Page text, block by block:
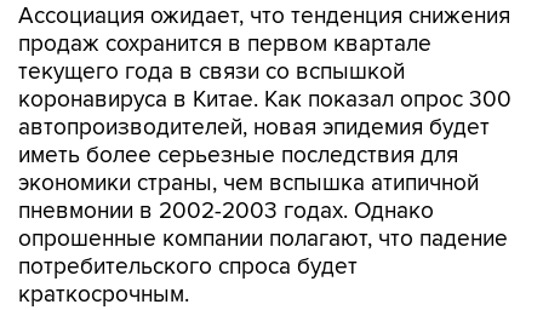
Ассоциация ожидает, что тенденция снижения
продаж сохранится в первом квартале
текущего года в связи со вспышкой
коронавируса в Китае. Как показал опрос 300
автопроизводителей, новая эпидемия будет
иметь более серьезные последствия для
экономики страны, чем вспышка атипичной
пневмонии в 2002-2003 годах. Однако
опрошенные компании полагают, что падение
потребительского спроса будет
краткосрочным.